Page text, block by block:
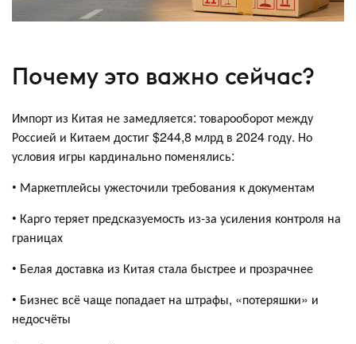
Почему это важно сейчас?
Импорт из Китая не замедляется: товарооборот между
Россией и Китаем достиг $244,8 млрд в 2024 году. Но
условия игры кардинально поменялись:
• Маркетплейсы ужесточили требования к документам
• Карго теряет предсказуемость из-за усиления контроля на
границах
• Белая доставка из Китая стала быстрее и прозрачнее
• Бизнес всё чаще попадает на штрафы, «потеряшки» и
недосчёты